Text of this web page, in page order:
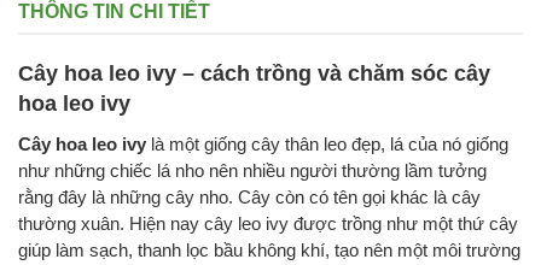
THÔNG TIN CHI TIẾT
Cây hoa leo ivy – cách trồng và chăm sóc cây
hoa leo ivy
Cây hoa leo ivy là một giống cây thân leo đẹp, lá của nó giống
như những chiếc lá nho nên nhiều người thường lầm tưởng
rằng đây là những cây nho. Cây còn có tên gọi khác là cây
thường xuân. Hiện nay cây leo ivy được trồng như một thứ cây
giúp làm sạch, thanh lọc bầu không khí, tạo nên một môi trường